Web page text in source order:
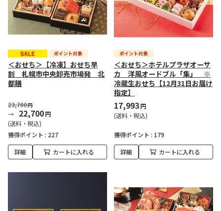
＜おせち＞【冷凍】おせち早
割 札幌市中央卸売市場発 北
都膳
23,700円
22,700円
(送料・税込)
獲得ポイント : 227
詳細 カートに入れる
＜おせち＞ホテルプラザオーサ
カ 洋風オードブル「集」 ※
冷蔵生おせち【12月31日お届け
指定】
17,993円
(送料・税込)
獲得ポイント : 179
詳細 カートに入れる